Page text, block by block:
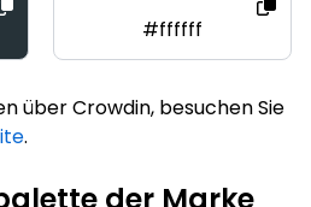
#ffffff
über Crowdin, besuchen Sie
.